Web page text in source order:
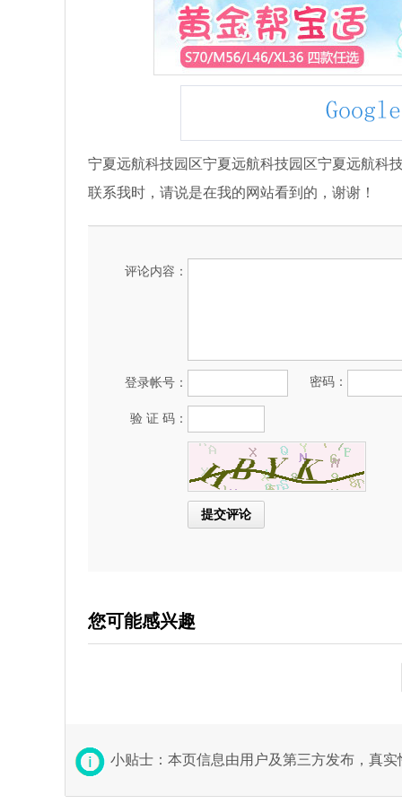
宁夏远航科技园区宁夏远航科技园区宁夏远航科
联系我时，请说是在我的网站看到的，谢谢！
评论内容：
登录帐号： 密码：
验 证 码：
您可能感兴趣
小贴士：本页信息由用户及第三方发布，真